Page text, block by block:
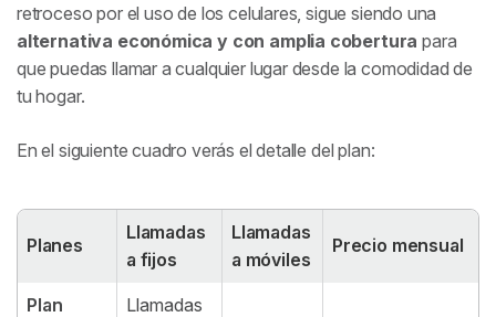
Preguntas frecuentes
retroceso por el uso de los celulares, sigue siendo una
alternativa económica y con amplia cobertura para
que puedas llamar a cualquier lugar desde la comodidad de
tu hogar.
En el siguiente cuadro verás el detalle del plan:
Planes
Llamadas
a fijos
Llamadas
a móviles
Precio mensual
Plan
Llamadas